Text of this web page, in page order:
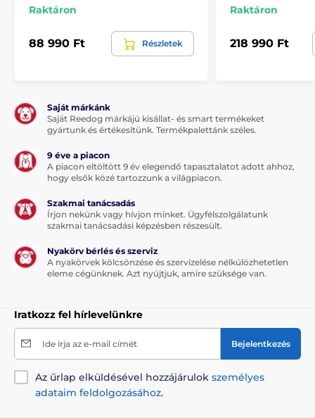
Vevőkészülék
Nylon nyakörv
USB töltőkábel
Gumi csuklópánt
Tesztlámpa
Rövid / hosszú érintkezési pontok
Használati útmutató
Megjegyzés: A kép csak illusztráció.
változhatnak. A képek csak illusztrációk.
A termék a következő kategóriákba sorolt
Raktáron
88 990 Ft Részletek
Raktáron
218 990 Ft
Saját márkánk
Saját Reedog márkájú kisállat- és smart termékeket
gyártunk és értékesítünk. Termékpalettánk széles.
9 éve a piacon
A piacon eltöltött 9 év elegendő tapasztalatot adott ahhoz,
hogy elsők közé tartozzunk a világpiacon.
Szakmai tanácsadás
Írjon nekünk vagy hívjon minket. Ügyfélszolgálatunk
szakmai tanácsadási képzésben részesült.
Nyakörv bérlés és szerviz
A nyakörvek kölcsönzése és szervizelése nélkülözhetetlen
eleme cégünknek. Azt nyújtjuk, amire szüksége van.
Iratkozz fel hírlevelünkre
Ide írja az e-mail címét Bejelentkezés
Az űrlap elküldésével hozzájárulok személyes
adataim feldolgozásához.